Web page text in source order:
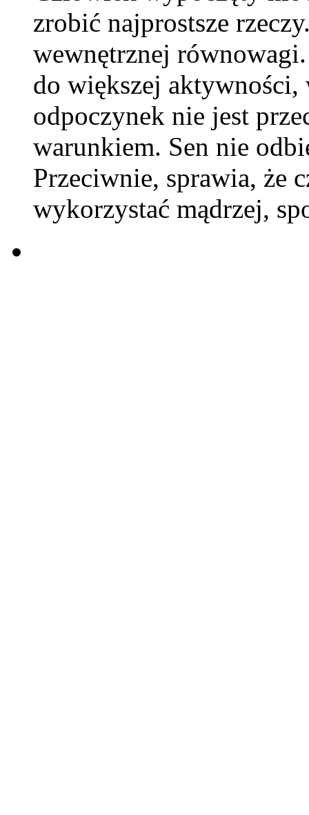
zrobić najprostsze
wewnętrznej
do większej aktywności,
odpoczynek nie jest
warunkiem. Sen nie
Przeciwnie, sprawia, że
wykorzystać mądrzej,